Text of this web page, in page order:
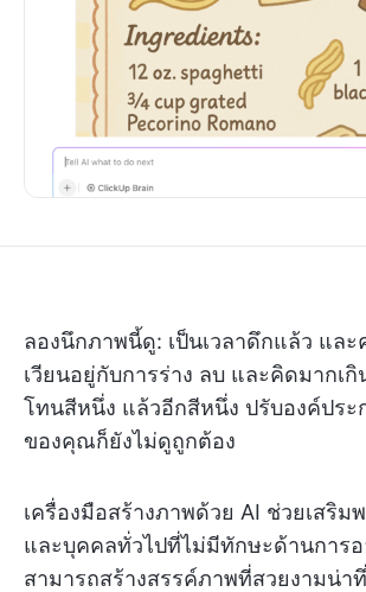
ลองนึกภาพนี้ดู: เป็นเวลาดึกแล้ว แล
เวียนอยู่กับการร่าง ลบ และคิดมากเ
โทนสีหนึ่ง แล้วอีกสีหนึ่ง ปรับองค์ปร
ของคุณก็ยังไม่ดูถูกต้อง
เครื่องมือสร้างภาพด้วย AI ช่วยเสริม
และบุคคลทั่วไปที่ไม่มีทักษะด้านการ
สามารถสร้างสรรค์ภาพที่สวยงามน่า